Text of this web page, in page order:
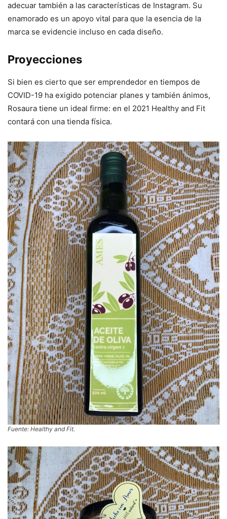
adecuar también a las características de Instagram. Su
enamorado es un apoyo vital para que la esencia de la
marca se evidencie incluso en cada diseño.
Proyecciones
Si bien es cierto que ser emprendedor en tiempos de
COVID-19 ha exigido potenciar planes y también ánimos,
Rosaura tiene un ideal firme: en el 2021 Healthy and Fit
contará con una tienda física.
Fuente: Healthy and Fit.